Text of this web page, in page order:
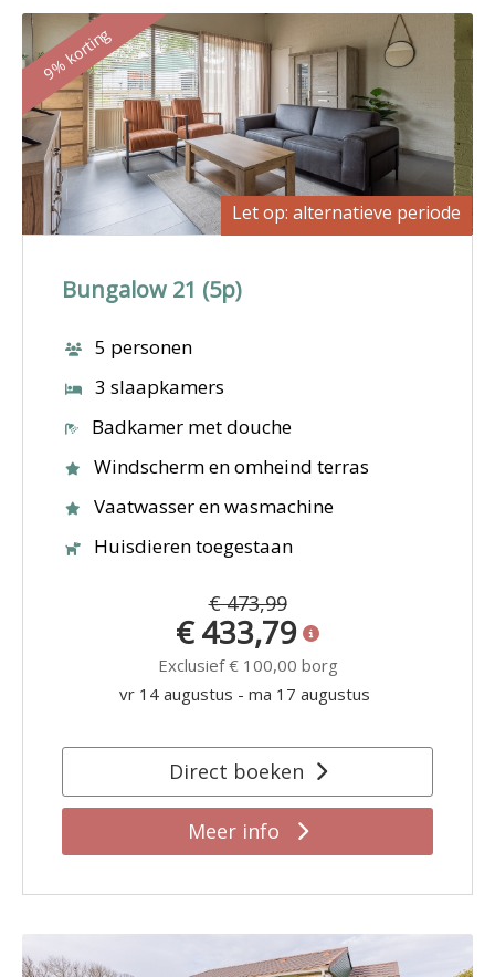
9% korting
Let op: alternatieve periode
Bungalow 21 (5p)
5 personen
3 slaapkamers
Badkamer met douche
Windscherm en omheind terras
Vaatwasser en wasmachine
Huisdieren toegestaan
€ 473,99
€ 433,79
Exclusief € 100,00 borg
vr 14 augustus - ma 17 augustus
Direct boeken
Meer info